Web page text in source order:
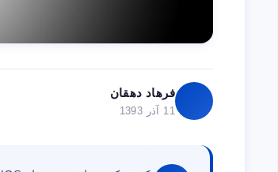
فرهاد دهقان
11 آذر 1393